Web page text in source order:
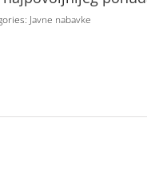
Javne nabavke